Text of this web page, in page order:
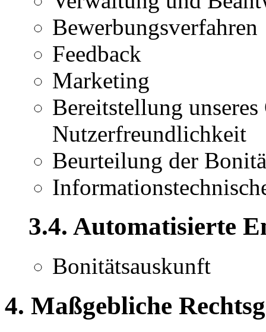
Bewerbungsverfahren
Feedback
Marketing
Bereitstellung
Nutzerfreundlichkeit
Beurteilung der
3.4. Automatisierte
Bonitätsauskunft
4. Maßgebliche